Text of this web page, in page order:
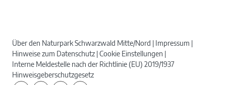
Über den Naturpark Schwarzwald Mitte/Nord
Impressum
Hinweise zum Datenschutz Cookie Einstellungen
Interne Meldestelle nach der Richtlinie (EU) 2019/1937
Hinweisgeberschutzgesetz